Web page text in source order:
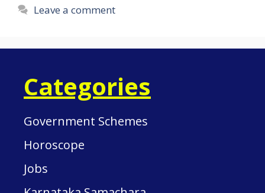
Leave a comment
Categories
Government Schemes
Horoscope
Jobs